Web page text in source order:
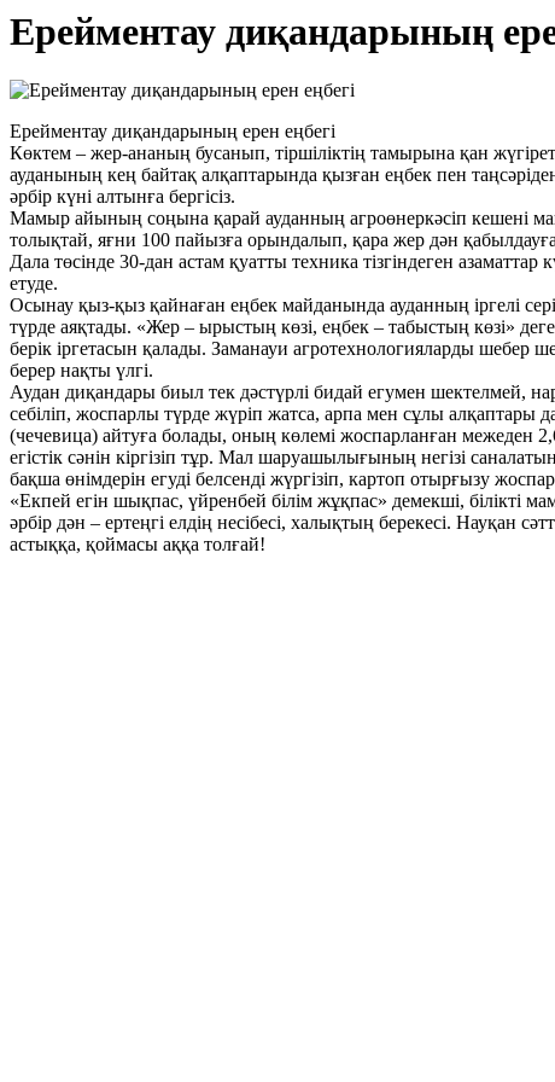
Ерейментау диқандарының
Ерейментау диқандарының ерен еңбегі
Көктем – жер-ананың бусанып, тіршіліктің тамырына қан
ауданының кең байтақ алқаптарында қызған еңбек пен
әрбір күні алтынға бергісіз.
Мамыр айының соңына қарай ауданның агроөнеркәсіп кешені
толықтай, яғни 100 пайызға орындалып, қара жер дән
Дала төсінде 30-дан астам қуатты техника тізгіндеген
етуде.
Осынау қыз-қыз қайнаған еңбек майданында ауданның іргелі
түрде аяқтады. «Жер – ырыстың көзі, еңбек – табыстың көзі»
берік іргетасын қалады. Заманауи агротехнологияларды шебер
берер нақты үлгі.
Аудан диқандары биыл тек дәстүрлі бидай егумен шектелмей,
себіліп, жоспарлы түрде жүріп жатса, арпа мен сұлы
(чечевица) айтуға болады, оның көлемі жоспарланған межеден
егістік сәнін кіргізіп тұр. Мал шаруашылығының негізі
бақша өнімдерін егуді белсенді жүргізіп, картоп отырғызу
«Екпей егін шықпас, үйренбей білім жұқпас» демекші, білікті
әрбір дән – ертеңгі елдің несібесі, халықтың берекесі. Науқан
астыққа, қоймасы аққа толғай!